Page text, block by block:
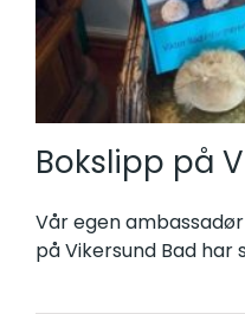
Bokslipp på
Vår egen
på Vikersund Bad har